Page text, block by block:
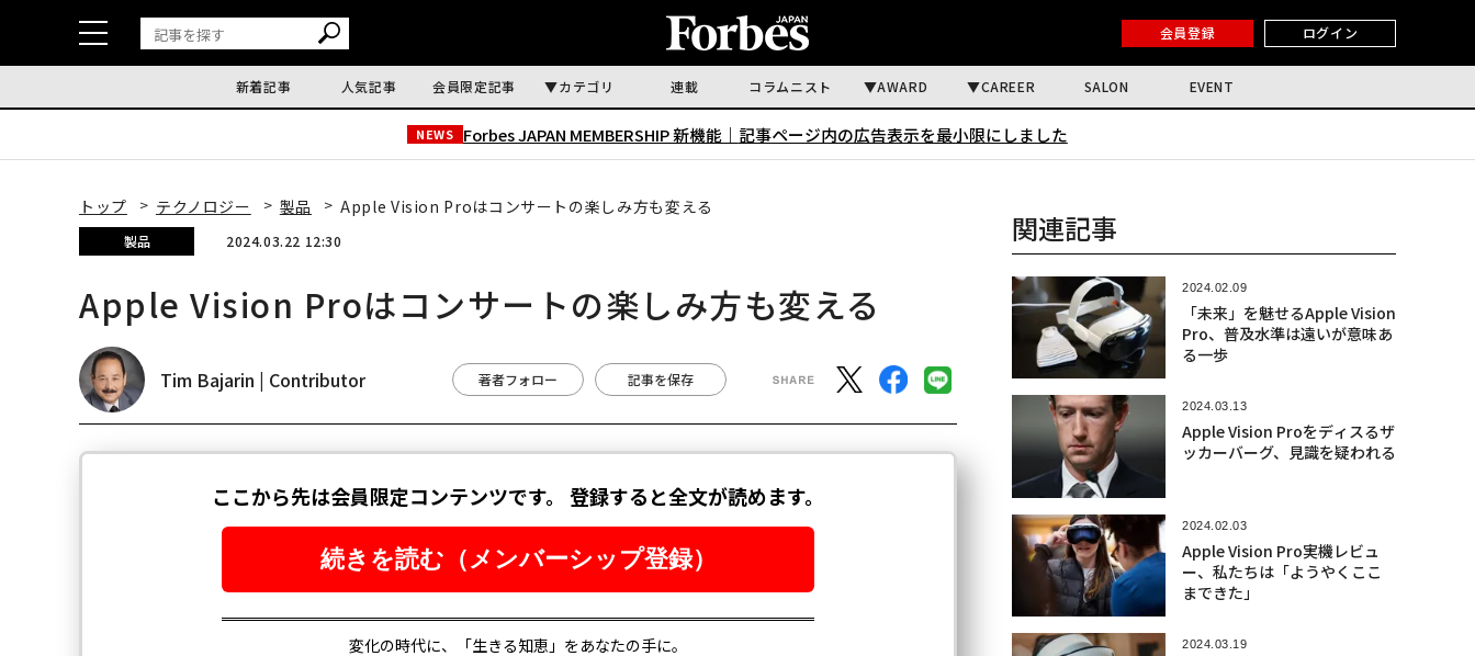
会員登録 ログイン
新着記事 人気記事 会員限定記事 カテゴリ 連載 コラムニスト AWARD CAREER SALON EVENT
NEWS Forbes JAPAN MEMBERSHIP 新機能｜ 記事ページ内の広告表示を最小限にしました
トップ テクノロジー 製品 Apple Vision Proはコンサートの楽しみ方も変える
製品 2024.03.22 12:30
Apple Vision Proはコンサートの楽しみ方も変える
Tim Bajarin | Contributor 著者フォロー 記事を保存
関連記事
2024.02.09
「未来」を魅せるApple Vision
Pro、普及水準は遠いが意味あ
る一歩
2024.03.13
Apple Vision Proをディスるザ
ッカーバーグ、見識を疑われる
2024.02.03
Apple Vision Pro実機レビュ
ー、私たちは「ようやくここ
まできた」
2024.03.19